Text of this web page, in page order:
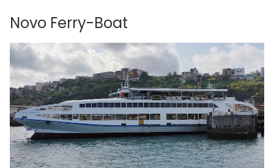
Novo Ferry-Boat